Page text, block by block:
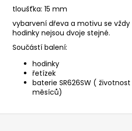
tloušťka: 15 mm
vybarvení dřeva a motivu se vždy
hodinky nejsou dvoje stejné.
Součástí balení:
hodinky
řetízek
baterie SR626SW ( životnost
měsíců)
Z